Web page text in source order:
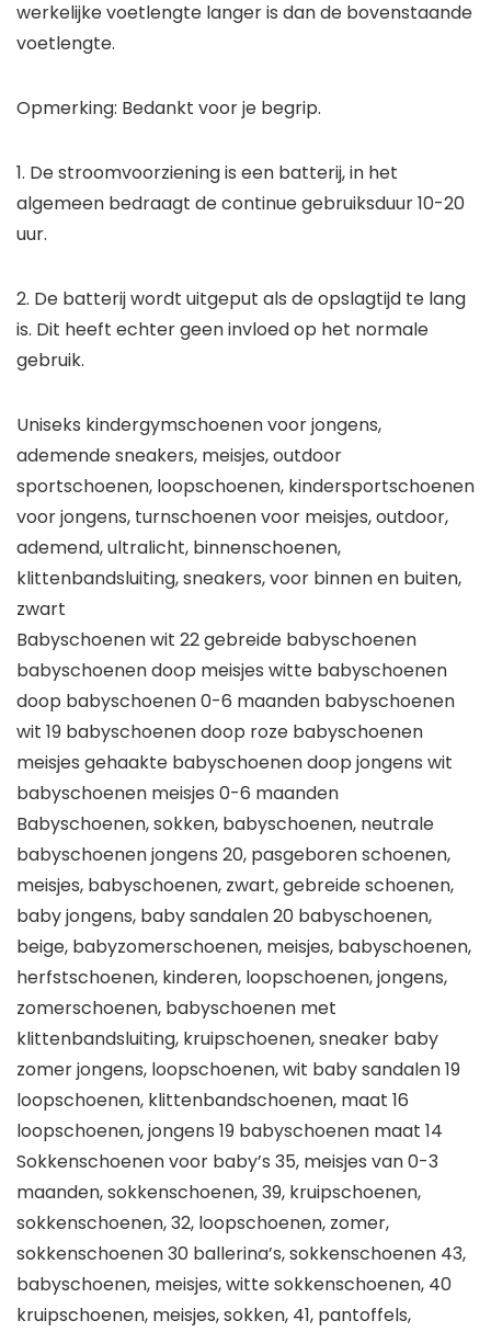
werkelijke voetlengte langer is dan de bovenstaande
voetlengte.
Opmerking: Bedankt voor je begrip.
1. De stroomvoorziening is een batterij, in het
algemeen bedraagt de continue gebruiksduur 10-20
uur.
2. De batterij wordt uitgeput als de opslagtijd te lang
is. Dit heeft echter geen invloed op het normale
gebruik.
Uniseks kindergymschoenen voor jongens,
ademende sneakers, meisjes, outdoor
sportschoenen, loopschoenen, kindersportschoenen
voor jongens, turnschoenen voor meisjes, outdoor,
ademend, ultralicht, binnenschoenen,
klittenbandsluiting, sneakers, voor binnen en buiten,
zwart
Babyschoenen wit 22 gebreide babyschoenen
babyschoenen doop meisjes witte babyschoenen
doop babyschoenen 0-6 maanden babyschoenen
wit 19 babyschoenen doop roze babyschoenen
meisjes gehaakte babyschoenen doop jongens wit
babyschoenen meisjes 0-6 maanden
Babyschoenen, sokken, babyschoenen, neutrale
babyschoenen jongens 20, pasgeboren schoenen,
meisjes, babyschoenen, zwart, gebreide schoenen,
baby jongens, baby sandalen 20 babyschoenen,
beige, babyzomerschoenen, meisjes, babyschoenen,
herfstschoenen, kinderen, loopschoenen, jongens,
zomerschoenen, babyschoenen met
klittenbandsluiting, kruipschoenen, sneaker baby
zomer jongens, loopschoenen, wit baby sandalen 19
loopschoenen, klittenbandschoenen, maat 16
loopschoenen, jongens 19 babyschoenen maat 14
Sokkenschoenen voor baby’s 35, meisjes van 0-3
maanden, sokkenschoenen, 39, kruipschoenen,
sokkenschoenen, 32, loopschoenen, zomer,
sokkenschoenen 30 ballerina’s, sokkenschoenen 43,
babyschoenen, meisjes, witte sokkenschoenen, 40
kruipschoenen, meisjes, sokken, 41, pantoffels,